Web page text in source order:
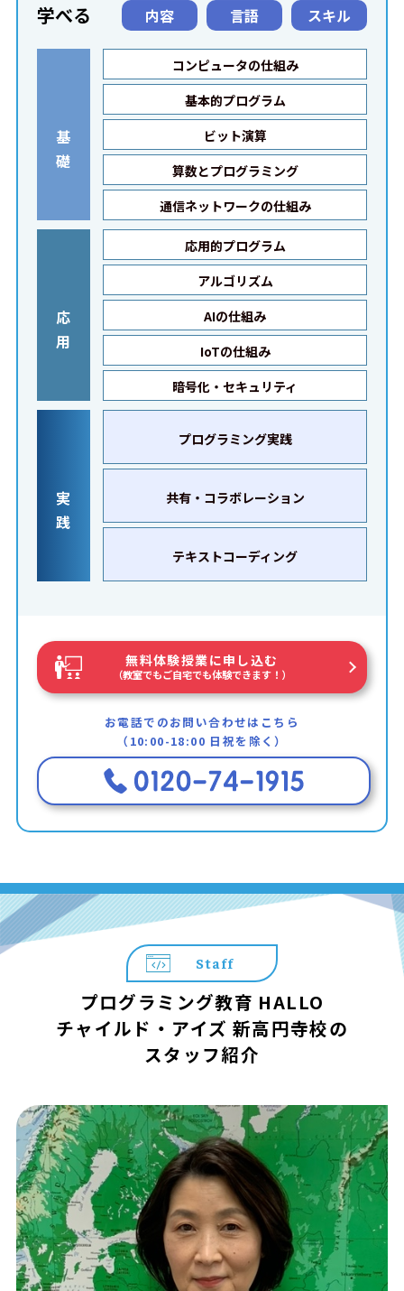
学べる 内容 言語 スキル
基
礎
コンピュータの仕組み
基本的プログラム
ビット演算
算数とプログラミング
通信ネットワークの仕組み
応
用
応用的プログラム
アルゴリズム
AIの仕組み
IoTの仕組み
暗号化・セキュリティ
実
践
プログラミング実践
共有・コラボレーション
テキストコーディング
無料体験授業に申し込む
（教室でもご自宅でも体験できます！）
お電話でのお問い合わせはこちら
（10:00-18:00 日祝を除く）
Staff
プログラミング教育 HALLO
チャイルド・アイズ 新高円寺校の
スタッフ紹介